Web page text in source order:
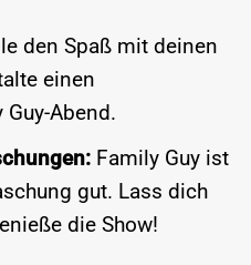
den Spaß mit deinen
einen
Abend.
Family Guy ist
gut. Lass dich
die Show!